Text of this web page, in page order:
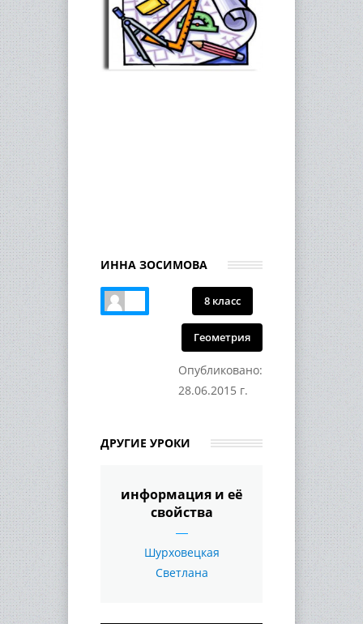
ИННА ЗОСИМОВА
8 класс
Геометрия
Опубликовано:
28.06.2015 г.
ДРУГИЕ УРОКИ
информация и её
свойства
Шурховецкая
Светлана